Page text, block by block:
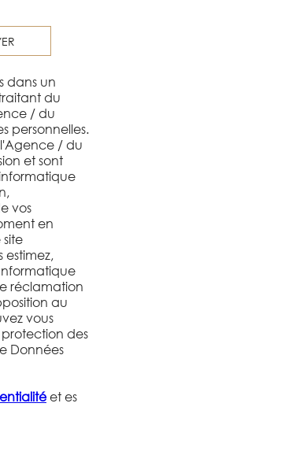
dans un
du
/ du
personnelles.
/ du
et sont
vos
en
estimez,
réclamation
au
vous
des
Données
et es